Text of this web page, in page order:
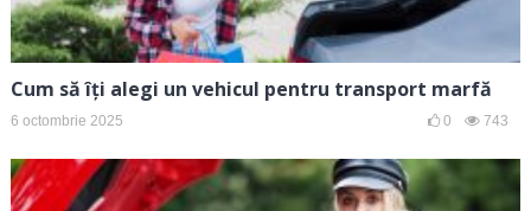
Cum să îți alegi un vehicul pentru transport marfă
6 octombrie 2025 0 743